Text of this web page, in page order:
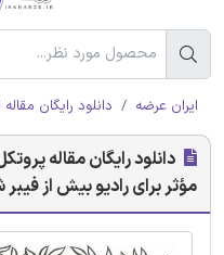
ایران عرضه دانلود رایگان
دانلود رایگان مقاله
مؤثر برای رادیو بیش از